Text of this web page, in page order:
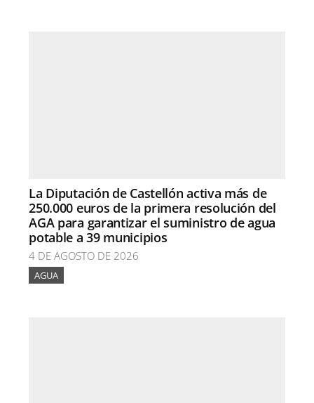
La Diputación de Castellón activa más de
250.000 euros de la primera resolución del
AGA para garantizar el suministro de agua
potable a 39 municipios
4 DE AGOSTO DE 2026
AGUA